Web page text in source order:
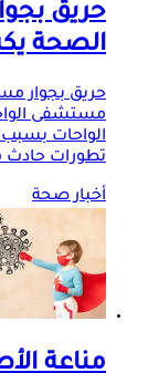
حريق
الصحة
حريق بجوار
مستشفى
الواحات
تطورات
أخبار صحة